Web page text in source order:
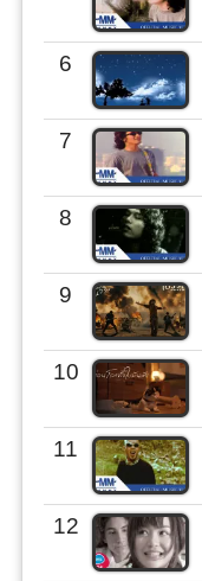
6
7
8
9
10
11
12